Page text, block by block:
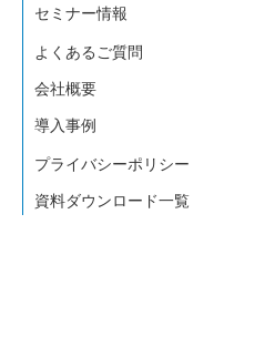
セミナー情報
よくあるご質問
会社概要
導入事例
プライバシーポリシー
資料ダウンロード一覧